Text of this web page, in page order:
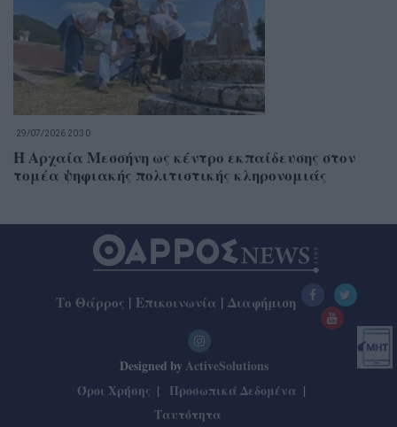
29/07/2026 20:30
Η Αρχαία Μεσσήνη ως κέντρο εκπαίδευσης στον
τομέα ψηφιακής πολιτιστικής κληρονομιάς
Το Θάρρος | Επικοινωνία | Διαφήμιση
Designed by ActiveSolutions
Όροι Χρήσης
Προσωπικά Δεδομένα
Ταυτότητα